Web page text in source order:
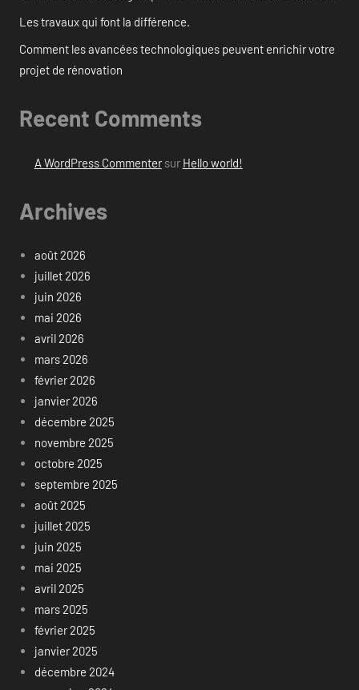
Les travaux qui font la différence.
Comment les avancées technologiques peuvent enrichir votre
projet de rénovation
Recent Comments
A WordPress Commentersur Hello world!
Archives
août 2026
juillet 2026
juin 2026
mai 2026
avril 2026
mars 2026
février 2026
janvier 2026
décembre 2025
novembre 2025
octobre 2025
septembre 2025
août 2025
juillet 2025
juin 2025
mai 2025
avril 2025
mars 2025
février 2025
janvier 2025
décembre 2024